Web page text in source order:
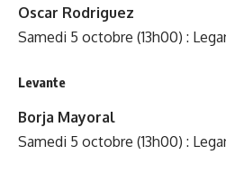
Oscar Rodriguez
Samedi 5 octobre (13h00) :
Levante
Borja Mayoral
Samedi 5 octobre (13h00) :